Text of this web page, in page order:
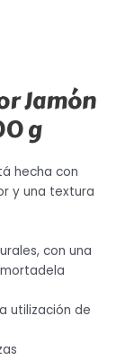
Jamón
g
hecha con
y una textura
con una
utilización de